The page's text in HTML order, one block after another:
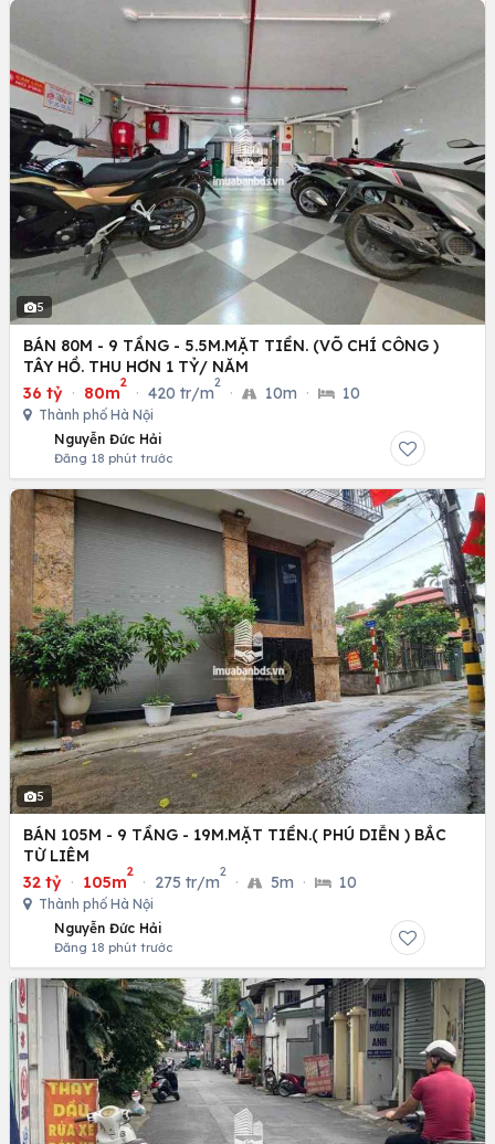
5
BÁN 80M - 9 TẦNG - 5.5M.MẶT TIỀN. (VÕ CHÍ CÔNG )
TÂY HỒ. THU HƠN 1 TỶ/ NĂM
36 tỷ · 80m
2
· 420 tr/m
2
· 10m · 10
Thành phố Hà Nội
Nguyễn Đức Hải
Đăng 18 phút trước
5
BÁN 105M - 9 TẦNG - 19M.MẶT TIỀN.( PHÚ DIỄN ) BẮC
TỪ LIÊM
32 tỷ · 105m
2
· 275 tr/m
2
· 5m · 10
Thành phố Hà Nội
Nguyễn Đức Hải
Đăng 18 phút trước